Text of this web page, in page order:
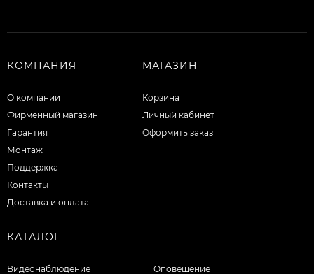
КОМПАНИЯ
О компании
Фирменный магазин
Гарантия
Монтаж
Поддержка
Контакты
Доставка и оплата
МАГАЗИН
Корзина
Личный кабинет
Оформить заказ
КАТАЛОГ
Видеонаблюдение Оповещение